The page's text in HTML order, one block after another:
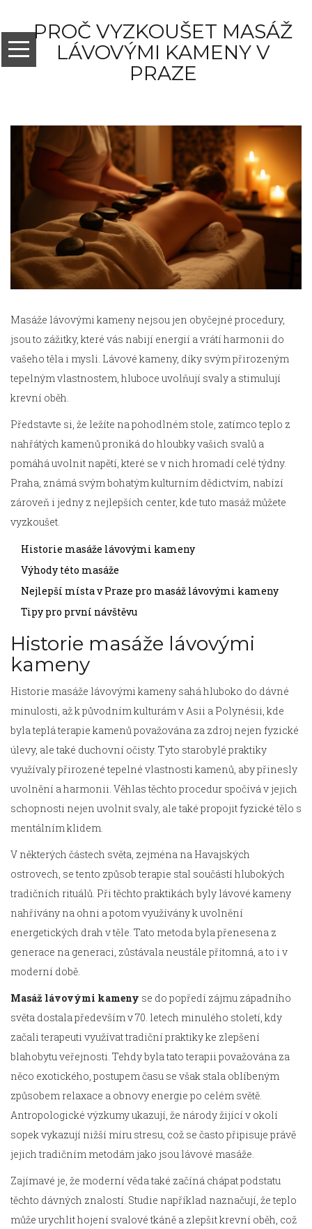
PROČ VYZKOUŠET MASÁŽ
LÁVOVÝMI KAMENY V
PRAZE
Masáže lávovými kameny nejsou jen obyčejné procedury,
jsou to zážitky, které vás nabijí energií a vrátí harmonii do
vašeho těla i mysli. Lávové kameny, díky svým přirozeným
tepelným vlastnostem, hluboce uvolňují svaly a stimulují
krevní oběh.
Představte si, že ležíte na pohodlném stole, zatímco teplo z
nahřátých kamenů proniká do hloubky vašich svalů a
pomáhá uvolnit napětí, které se v nich hromadí celé týdny.
Praha, známá svým bohatým kulturním dědictvím, nabízí
zároveň i jedny z nejlepších center, kde tuto masáž můžete
vyzkoušet.
Historie masáže lávovými kameny
Výhody této masáže
Nejlepší místa v Praze pro masáž lávovými kameny
Tipy pro první návštěvu
Historie masáže lávovými
kameny
Historie masáže lávovými kameny sahá hluboko do dávné
minulosti, až k původním kulturám v Asii a Polynésii, kde
byla teplá terapie kamenů považována za zdroj nejen fyzické
úlevy, ale také duchovní očisty. Tyto starobylé praktiky
využívaly přirozené tepelné vlastnosti kamenů, aby přinesly
uvolnění a harmonii. Věhlas těchto procedur spočívá v jejich
schopnosti nejen uvolnit svaly, ale také propojit fyzické tělo s
mentálním klidem.
V některých částech světa, zejména na Havajských
ostrovech, se tento způsob terapie stal součástí hlubokých
tradičních rituálů. Při těchto praktikách byly lávové kameny
nahřívány na ohni a potom využívány k uvolnění
energetických drah v těle. Tato metoda byla přenesena z
generace na generaci, zůstávala neustále přítomná, a to i v
moderní době.
Masáž lávovými kameny se do popředí zájmu západního
světa dostala především v 70. letech minulého století, kdy
začali terapeuti využívat tradiční praktiky ke zlepšení
blahobytu veřejnosti. Tehdy byla tato terapii považována za
něco exotického, postupem času se však stala oblíbeným
způsobem relaxace a obnovy energie po celém světě.
Antropologické výzkumy ukazují, že národy žijící v okolí
sopek vykazují nižší míru stresu, což se často připisuje právě
jejich tradičním metodám jako jsou lávové masáže.
Zajímavé je, že moderní věda také začíná chápat podstatu
těchto dávných znalostí. Studie například naznačují, že teplo
může urychlit hojení svalové tkáně a zlepšit krevní oběh, což